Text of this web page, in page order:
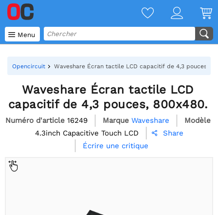
 Menu
Opencircuit Waveshare Écran tactile LCD capacitif de 4,3 pouces,
Waveshare Écran tactile LCD
capacitif de 4,3 pouces, 800x480.
Numéro d'article 16249 Marque Waveshare
Modèle
4.3inch Capacitive Touch LCD

Share
Écrire une critique